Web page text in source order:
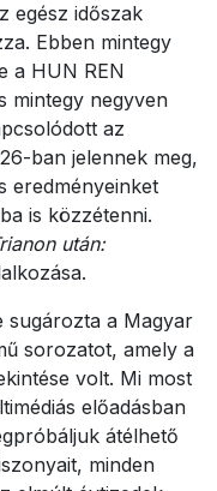
egész időszak
Ebben mintegy
a HUN REN
mintegy negyven
az
ban jelennek meg,
eredményeinket
is közzétenni.
után:
sugározta a Magyar
sorozatot, amely a
volt. Mi most
előadásban
átélhető
minden